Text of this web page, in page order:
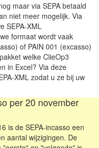
maar via SEPA betaald
niet meer mogelijk. Via
SEPA-XML
formaat wordt vaak
of PAIN 001 (excasso)
welke ClieOp3
in Excel? Via deze
XML zodat u ze bij uw
per 20 november
is de SEPA-incasso een
aantal wijzigingen. De